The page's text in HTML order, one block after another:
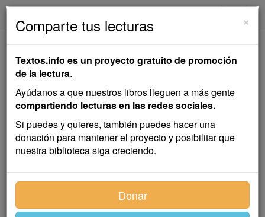
La Celestina
Serafín Estébanez Calderón
Cuento
¡Ay, hermana mía! que mi madre Celestina
parece. ¡Ay! ¡válame la Virgen María! ¡Ay! ¡no sea
alguna fantasma que nos quiere matar!
CELESTINA.—¡Ay, bobas! y no hayáis miedo, que yo
×
Comparte tus lecturas
Textos.info es un proyecto gratuito de promoción
de la lectura.
Ayúdanos a que nuestros libros lleguen a más gente
compartiendo lecturas en las redes sociales.
Si puedes y quieres, también puedes hacer una
donación para mantener el proyecto y posibilitar que
nuestra biblioteca siga creciendo.
Donar